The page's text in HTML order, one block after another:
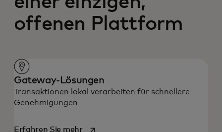
offenen Plattform
Gateway-Lösungen
Transaktionen lokal verarbeiten für schnellere
Genehmigungen
Erfahren Sie mehrwird in einer neuen Registerkarte